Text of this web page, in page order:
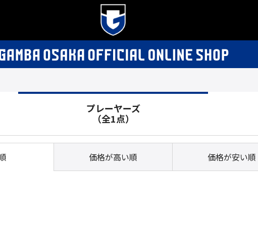
プレーヤーズ
（全1点）
価格が高い順 価格が安い順